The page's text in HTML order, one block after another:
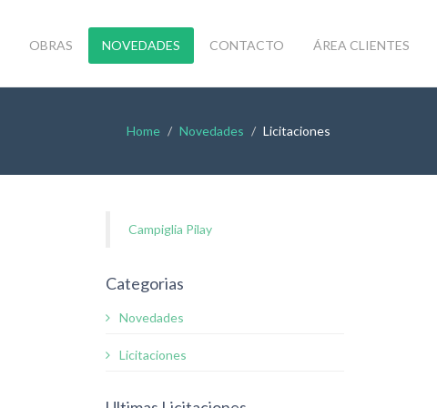
OBRAS NOVEDADES CONTACTO ÁREA CLIENTES
Home Novedades Licitaciones
Campiglia Pilay
Categorias
Novedades
Licitaciones